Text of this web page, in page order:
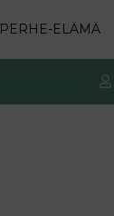
PERHE-ELÄMÄ